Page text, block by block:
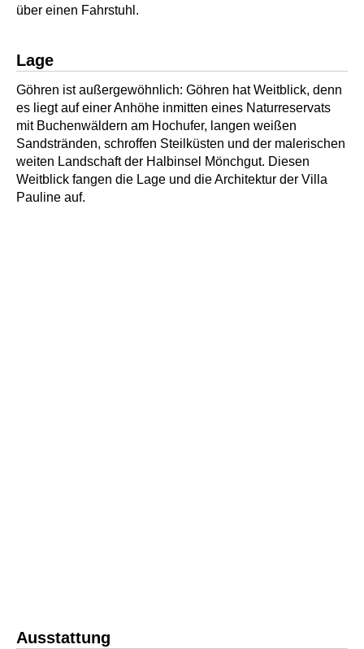
über einen Fahrstuhl.
Lage
Göhren ist außergewöhnlich: Göhren hat Weitblick, denn
es liegt auf einer Anhöhe inmitten eines Naturreservats
mit Buchenwäldern am Hochufer, langen weißen
Sandstränden, schroffen Steilküsten und der malerischen
weiten Landschaft der Halbinsel Mönchgut. Diesen
Weitblick fangen die Lage und die Architektur der Villa
Pauline auf.
Ausstattung